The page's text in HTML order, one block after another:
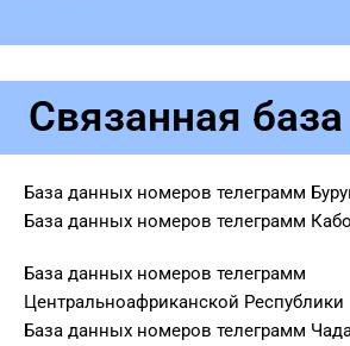
Связанная
База данных номеров телеграмм
База данных номеров телеграмм
База данных номеров телеграмм
Центральноафриканской Республики
База данных номеров телеграмм